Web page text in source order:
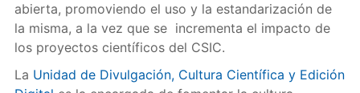
abierta, promoviendo el uso y la estandarización de
la misma, a la vez que se incrementa el impacto de
los proyectos científicos del CSIC.
La Unidad de Divulgación, Cultura Científica y Edición